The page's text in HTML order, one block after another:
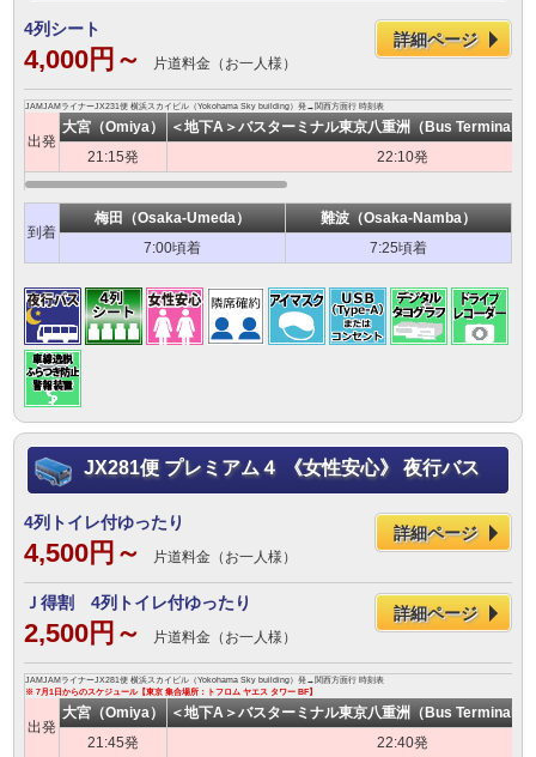
4列シート
4,000円～ 片道料金（お一人様）
詳細ページ
JAMJAMライナーJX231便 横浜スカイビル（Yokohama Sky building）発→関西方面行 時刻表
出発
大宮（Omiya）
＜地下A＞バスターミナル東京八重洲（Bus Terminal
21:15発
22:10発
到着
梅田（Osaka-Umeda）
難波（Osaka-Namba）
7:00頃着
7:25頃着
JX281便 プレミアム４ 《女性安心》 夜行バス
4列トイレ付ゆったり
4,500円～ 片道料金（お一人様）
詳細ページ
Ｊ得割 4列トイレ付ゆったり
2,500円～ 片道料金（お一人様）
詳細ページ
JAMJAMライナーJX281便 横浜スカイビル（Yokohama Sky building）発→関西方面行 時刻表
※ 7月1日からのスケジュール【東京 集合場所：トフロム ヤエス タワー BF】
出発
大宮（Omiya）
＜地下A＞バスターミナル東京八重洲（Bus Terminal
21:45発
22:40発